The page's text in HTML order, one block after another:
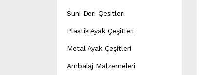
Suni Deri Çeşitleri
Plastik Ayak Çeşitleri
Metal Ayak Çeşitleri
Ambalaj Malzemeleri